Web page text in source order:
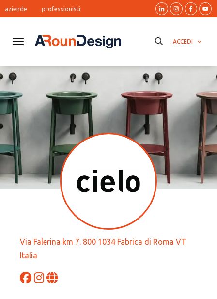
aziende professionisti
ACCEDI
Via Falerina km 7. 800 1034 Fabrica di Roma VT
Italia